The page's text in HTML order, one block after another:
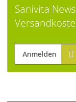
Sanivita
Anmelden